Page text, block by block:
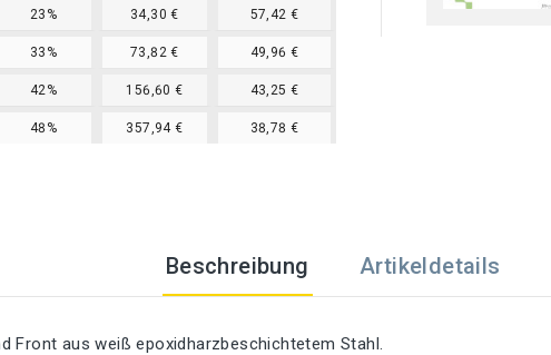
23% 34,30 € 57,42 €
33% 73,82 € 49,96 €
42% 156,60 € 43,25 €
48% 357,94 € 38,78 €
Beschreibung Artikeldetails
Front aus weiß epoxidharzbeschichtetem Stahl.